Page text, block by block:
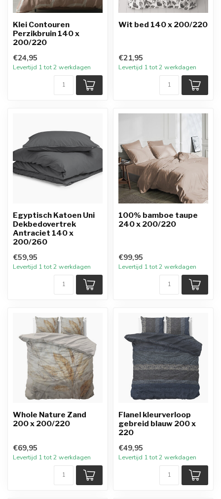
Klei Contouren
Perzikbruin 140 x
200/220
€24,95
Levertijd 1 tot 2 werkdagen
Wit bed 140 x 200/220
€21,95
Levertijd 1 tot 2 werkdagen
Egyptisch Katoen Uni
Dekbedovertrek
Antraciet 140 x
200/260
€59,95
Levertijd 1 tot 2 werkdagen
100% bamboe taupe
240 x 200/220
€99,95
Levertijd 1 tot 2 werkdagen
Whole Nature Zand
200 x 200/220
€69,95
Levertijd 1 tot 2 werkdagen
Flanel kleurverloop
gebreid blauw 200 x
220
€49,95
Levertijd 1 tot 2 werkdagen